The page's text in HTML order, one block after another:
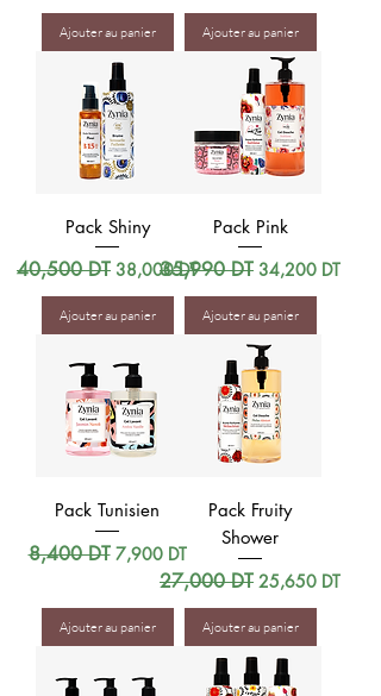
Ajouter au panier Ajouter au panier
Pack Shiny
Prix original
40,500 DT Prix promotionnel
38,000 DT
Ajouter au panier
Pack Pink
Prix original
35,990 DT Prix promotionnel
34,200 DT
Ajouter au panier
Pack Tunisien
Prix original
8,400 DT Prix promotionnel
7,900 DT
Ajouter au panier
Pack Fruity
Shower
Prix original
27,000 DT Prix promotionnel
25,650 DT
Ajouter au panier